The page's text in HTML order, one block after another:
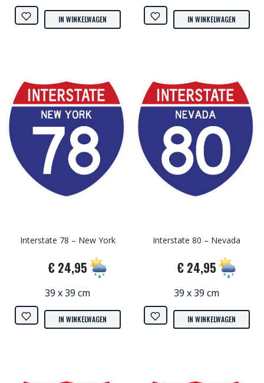
IN WINKELWAGEN IN WINKELWAGEN
Interstate 78 – New York
€ 24,95
39 x 39 cm
IN WINKELWAGEN
Interstate 80 – Nevada
€ 24,95
39 x 39 cm
IN WINKELWAGEN